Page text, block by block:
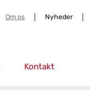
Om os Nyheder
Kontakt